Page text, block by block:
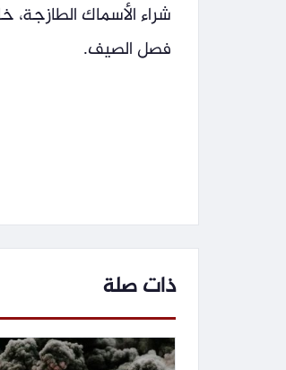
شراء الأسماك الطازجة،
فصل الصيف.
ذات صلة